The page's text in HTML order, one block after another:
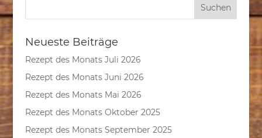
Neueste Beiträge
Rezept des Monats Juli 2026
Rezept des Monats Juni 2026
Rezept des Monats Mai 2026
Rezept des Monats Oktober 2025
Rezept des Monats September 2025